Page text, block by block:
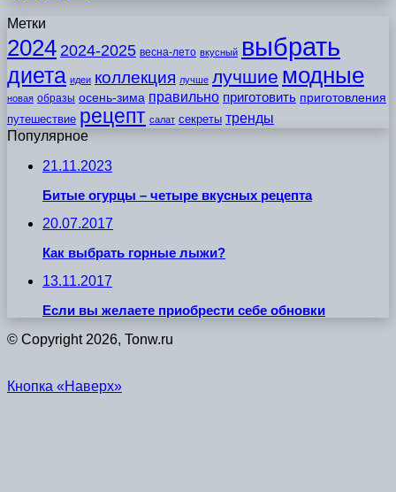
Метки
2024 2024-2025 весна-лето вкусный выбрать
диета идеи коллекция лучше лучшие модные
новая образы осень-зима правильно приготовить приготовления
путешествие рецепт салат секреты тренды
Популярное
21.11.2023
Битые огурцы – четыре вкусных рецепта
20.07.2017
Как выбрать горные лыжи?
13.11.2017
Если вы желаете приобрести себе обновки
© Copyright 2026, Tonw.ru
Кнопка «Наверх»